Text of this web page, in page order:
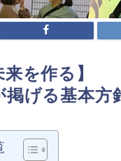
を作る】
掲げる基本方